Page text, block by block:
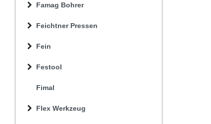
Famag Bohrer
Feichtner Pressen
Fein
Festool
Fimal
Flex Werkzeug